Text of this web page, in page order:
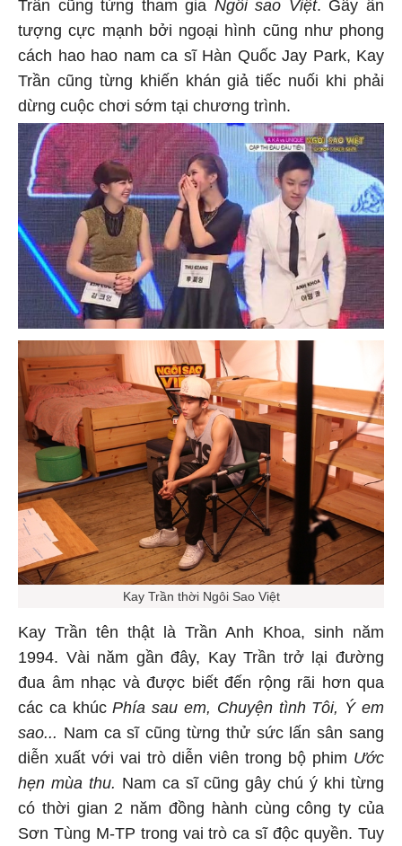
Trần cũng từng tham gia Ngôi sao Việt. Gây ấn
tượng cực mạnh bởi ngoại hình cũng như phong
cách hao hao nam ca sĩ Hàn Quốc Jay Park, Kay
Trần cũng từng khiến khán giả tiếc nuối khi phải
dừng cuộc chơi sớm tại chương trình.
Kay Trần thời Ngôi Sao Việt
Kay Trần tên thật là Trần Anh Khoa, sinh năm
1994. Vài năm gần đây, Kay Trần trở lại đường
đua âm nhạc và được biết đến rộng rãi hơn qua
các ca khúcPhía sau em, Chuyện tình Tôi, Ý em
sao... Nam ca sĩ cũng từng thử sức lấn sân sang
diễn xuất với vai trò diễn viên trong bộ phim Ước
hẹn mùa thu. Nam ca sĩ cũng gây chú ý khi từng
có thời gian 2 năm đồng hành cùng công ty của
Sơn Tùng M-TP trong vai trò ca sĩ độc quyền. Tuy